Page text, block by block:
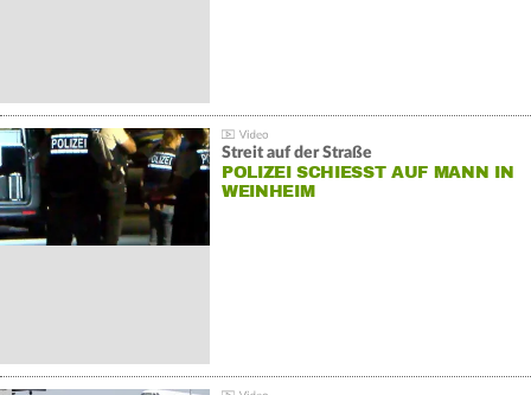
Streit auf der Straße
POLIZEI SCHIESST AUF MANN IN W
EINHEIM